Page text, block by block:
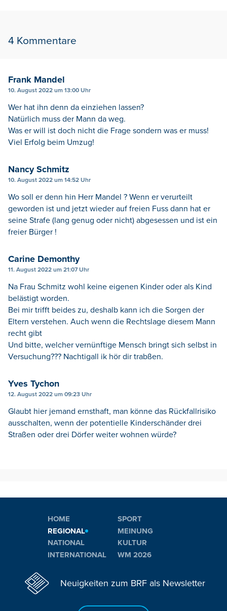
4 Kommentare
Frank Mandel
10. August 2022 um 13:00 Uhr
Wer hat ihn denn da einziehen lassen?
Natürlich muss der Mann da weg.
Was er will ist doch nicht die Frage sondern was er muss!
Viel Erfolg beim Umzug!
Nancy Schmitz
10. August 2022 um 14:52 Uhr
Wo soll er denn hin Herr Mandel ? Wenn er verurteilt
geworden ist und jetzt wieder auf freien Fuss dann hat er
seine Strafe (lang genug oder nicht) abgesessen und ist ein
freier Bürger !
Carine Demonthy
11. August 2022 um 21:07 Uhr
Na Frau Schmitz wohl keine eigenen Kinder oder als Kind
belästigt worden.
Bei mir trifft beides zu, deshalb kann ich die Sorgen der
Eltern verstehen. Auch wenn die Rechtslage diesem Mann
recht gibt
Und bitte, welcher vernünftige Mensch bringt sich selbst in
Versuchung??? Nachtigall ik hör dir trabßen.
Yves Tychon
12. August 2022 um 09:23 Uhr
Glaubt hier jemand ernsthaft, man könne das Rückfallrisiko
ausschalten, wenn der potentielle Kinderschänder drei
Straßen oder drei Dörfer weiter wohnen würde?
HOME
REGIONAL
NATIONAL
INTERNATIONAL
SPORT
MEINUNG
KULTUR
WM 2026
Neuigkeiten zum BRF als Newsletter